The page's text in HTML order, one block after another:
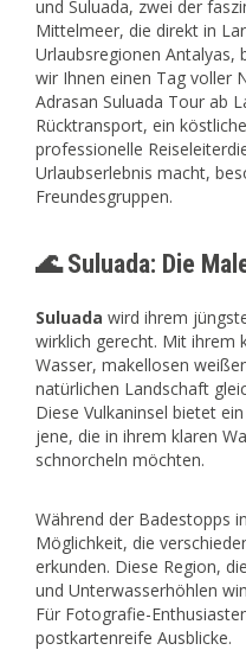
und Suluada, zwei der
Mittelmeer, die direkt in
Urlaubsregionen Antalyas,
wir Ihnen einen Tag voller
Adrasan Suluada Tour ab
Rücktransport, ein
professionelle
Urlaubserlebnis macht,
Freundesgruppen.
🌊 Suluada: Die
Suluada wird ihrem
wirklich gerecht. Mit ihrem
Wasser, makellosen
natürlichen Landschaft
Diese Vulkaninsel bietet
jene, die in ihrem klaren
schnorcheln möchten.
Während der Badestopps
Möglichkeit, die
erkunden. Diese Region,
und Unterwasserhöhlen
Für Fotografie-
postkartenreife Ausblicke.